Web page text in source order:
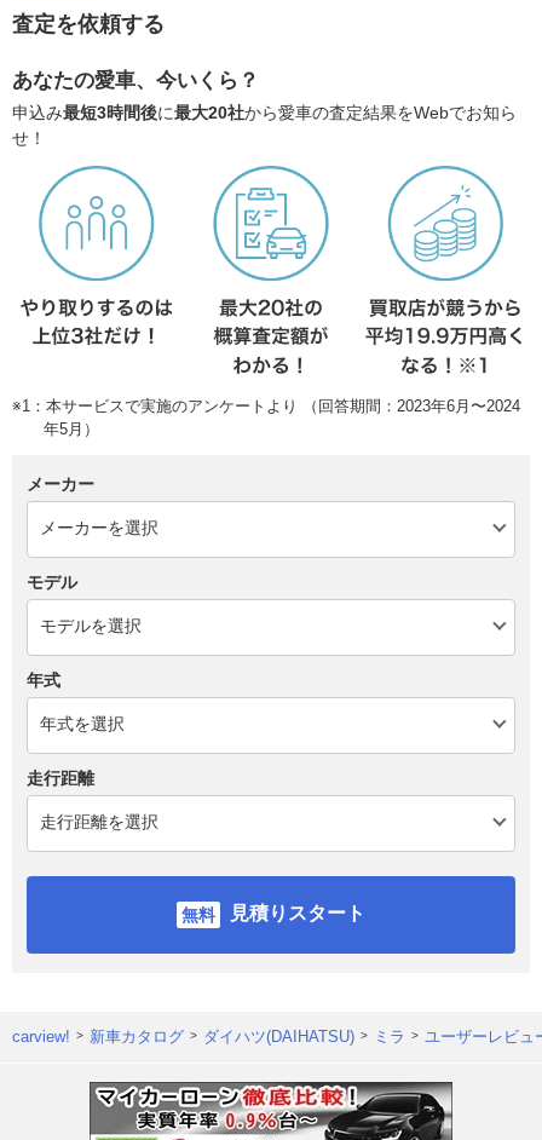
査定を依頼する
あなたの愛車、今いくら？
申込み最短3時間後に最大20社から愛車の査定結果をWebでお知ら
せ！
※1：本サービスで実施のアンケートより （回答期間：2023年6月〜2024
年5月）
メーカー
モデル
年式
走行距離
見積りスタート
carview! 新車カタログ ダイハツ(DAIHATSU) ミラ ユーザーレビュ